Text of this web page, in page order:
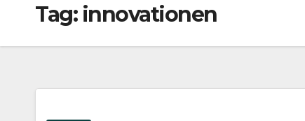
Tag: innovationen